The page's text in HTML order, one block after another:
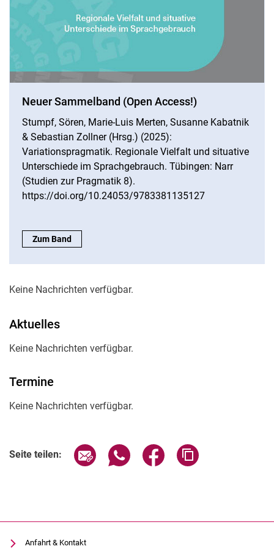
Neuer Sammelband (Open Access!)
Stumpf, Sören, Marie-Luis Merten, Susanne Kabatnik
& Sebastian Zollner (Hrsg.) (2025):
Variationspragmatik. Regionale Vielfalt und situative
Unterschiede im Sprachgebrauch. Tübingen: Narr
(Studien zur Pragmatik 8).
https://doi.org/10.24053/9783381135127
Neuer Sammelband (Open Access!):
Zum Band
Keine Nachrichten verfügbar.
Aktuelles
Keine Nachrichten verfügbar.
Termine
Keine Nachrichten verfügbar.
Seite teilen: Seite über E-Mail teilen
Seite über WhatsApp teilen
Seite über Facebook
Anfahrt & Kontakt